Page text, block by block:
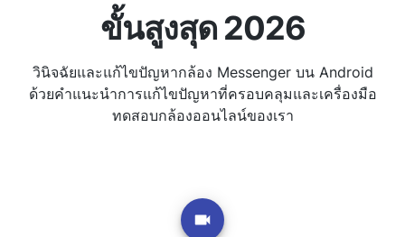
ขั้นสูงสุด 2026
วินิจฉัยและแก้ไขปัญหากล้อง Messenger บน Android
ด้วยคำแนะนำการแก้ไขปัญหาที่ครอบคลุมและเครื่องมือ
ทดสอบกล้องออนไลน์ของเรา